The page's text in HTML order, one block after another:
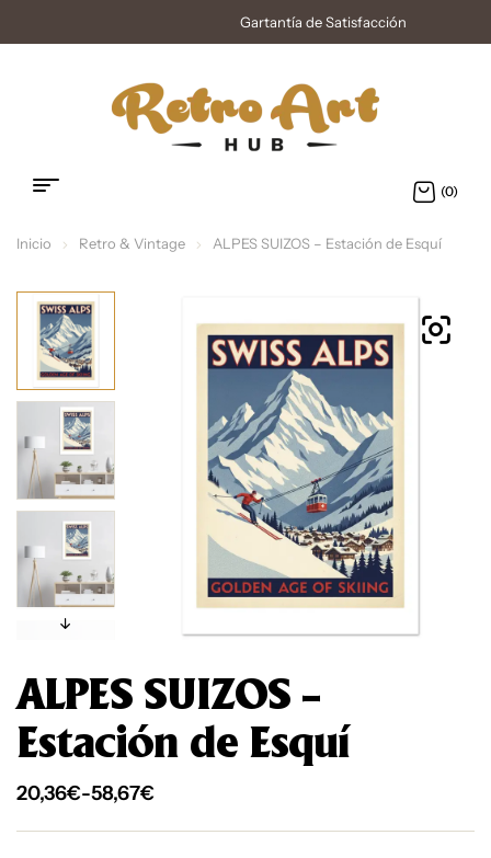
Gartantía de Satisfacción
(0)
Inicio Retro & Vintage ALPES SUIZOS – Estación de Esquí
ALPES SUIZOS –
Estación de Esquí
20,36€-58,67€